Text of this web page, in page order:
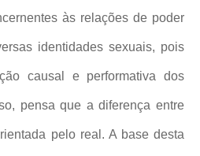
às relações de poder
identidades sexuais, pois
causal e performativa dos
pensa que a diferença entre
pelo real. A base desta